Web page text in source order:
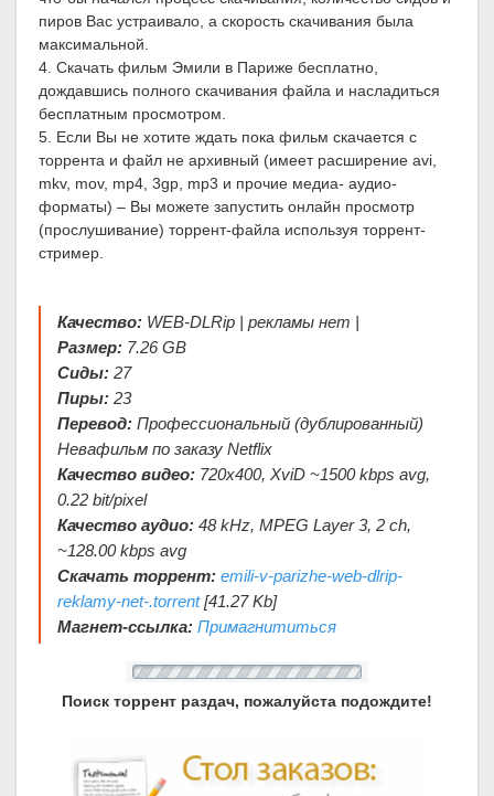
пиров Вас устраивало, а скорость скачивания была
максимальной.
4. Скачать фильм Эмили в Париже бесплатно,
дождавшись полного скачивания файла и насладиться
бесплатным просмотром.
5. Если Вы не хотите ждать пока фильм скачается с
торрента и файл не архивный (имеет расширение avi,
mkv, mov, mp4, 3gp, mp3 и прочие медиа- аудио-
форматы) – Вы можете запустить онлайн просмотр
(прослушивание) торрент-файла используя торрент-
стример.
Качество: WEB-DLRip | рекламы нет |
Размер: 7.26 GB
Сиды: 27
Пиры: 23
Перевод: Профессиональный (дублированный)
Невафильм по заказу Netflix
Качество видео: 720x400, XviD ~1500 kbps avg,
0.22 bit/pixel
Качество аудио: 48 kHz, MPEG Layer 3, 2 ch,
~128.00 kbps avg
Скачать торрент:emili-v-parizhe-web-dlrip-
reklamy-net-.torrent[41.27 Kb]
Магнет-ссылка:Примагнититься
Поиск торрент раздач, пожалуйста подождите!